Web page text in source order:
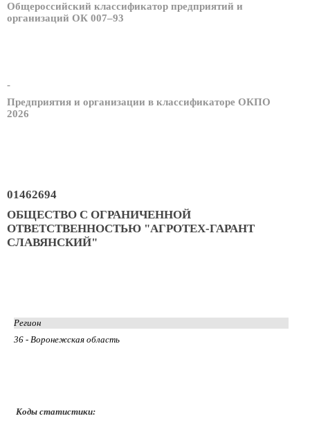
Общероссийский классификатор предприятий и
организаций ОК 007–93
-
Предприятия и организации в классификаторе ОКПО
2026
01462694
ОБЩЕСТВО С ОГРАНИЧЕННОЙ
ОТВЕТСТВЕННОСТЬЮ "АГРОТЕХ-ГАРАНТ
СЛАВЯНСКИЙ"
Регион
36 - Воронежская область
Коды статистики: